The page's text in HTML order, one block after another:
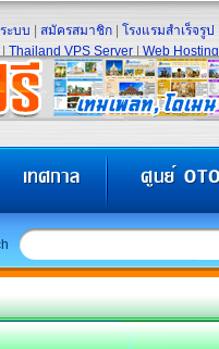
ะบบ สมัครสมาชิก โรงแรมสำเร็จรูป
Thailand VPS Server Web Hosting